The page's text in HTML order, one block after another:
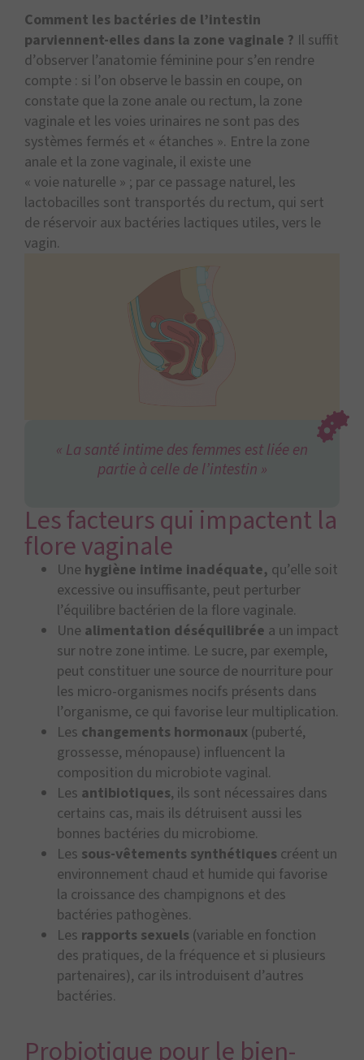
Comment les bactéries de l’intestin
parviennent-elles dans la zone vaginale ? Il suffit
d’observer l’anatomie féminine pour s’en rendre
compte : si l’on observe le bassin en coupe, on
constate que la zone anale ou rectum, la zone
vaginale et les voies urinaires ne sont pas des
systèmes fermés et « étanches ». Entre la zone
anale et la zone vaginale, il existe une
« voie naturelle » ; par ce passage naturel, les
lactobacilles sont transportés du rectum, qui sert
de réservoir aux bactéries lactiques utiles, vers le
vagin.
« La santé intime des femmes est liée en
partie à celle de l’intestin »
Les facteurs qui impactent la
flore vaginale
Une hygiène intime inadéquate, qu’elle soit
excessive ou insuffisante, peut perturber
l’équilibre bactérien de la flore vaginale.
Une alimentation déséquilibrée a un impact
sur notre zone intime. Le sucre, par exemple,
peut constituer une source de nourriture pour
les micro-organismes nocifs présents dans
l’organisme, ce qui favorise leur multiplication.
Les changements hormonaux (puberté,
grossesse, ménopause) influencent la
composition du microbiote vaginal.
Les antibiotiques, ils sont nécessaires dans
certains cas, mais ils détruisent aussi les
bonnes bactéries du microbiome.
Les sous-vêtements synthétiques créent un
environnement chaud et humide qui favorise
la croissance des champignons et des
bactéries pathogènes.
Les rapports sexuels (variable en fonction
des pratiques, de la fréquence et si plusieurs
partenaires), car ils introduisent d’autres
bactéries.
Probiotique pour le bien-